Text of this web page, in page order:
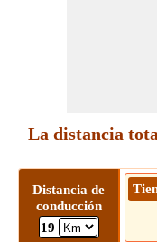
La distancia
Distancia de
conducción
19